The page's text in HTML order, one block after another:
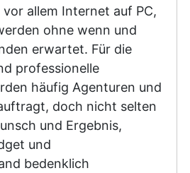
vor allem Internet auf PC,
ohne wenn und
erwartet. Für die
professionelle
häufig Agenturen und
doch nicht selten
und Ergebnis,
und
bedenklich